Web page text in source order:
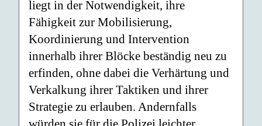
liegt in der Notwendigkeit, ihre
Fähigkeit zur Mobilisierung,
Koordinierung und Intervention
innerhalb ihrer Blöcke beständig neu zu
erfinden, ohne dabei die Verhärtung und
Verkalkung ihrer Taktiken und ihrer
Strategie zu erlauben. Andernfalls